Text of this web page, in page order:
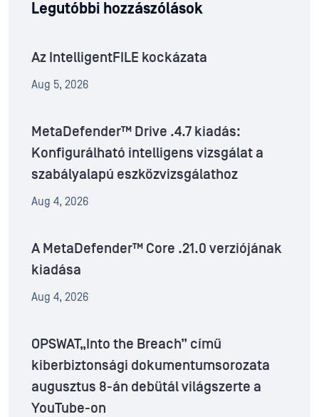
Legutóbbi hozzászólások
Az IntelligentFILE kockázata
Aug 5, 2026
MetaDefender™ Drive .4.7 kiadás:
Konfigurálható intelligens vizsgálat a
szabályalapú eszközvizsgálathoz
Aug 4, 2026
A MetaDefender™ Core .21.0 verziójának
kiadása
Aug 4, 2026
OPSWAT„Into the Breach” című
kiberbiztonsági dokumentumsorozata
augusztus 8-án debütál világszerte a
YouTube-on